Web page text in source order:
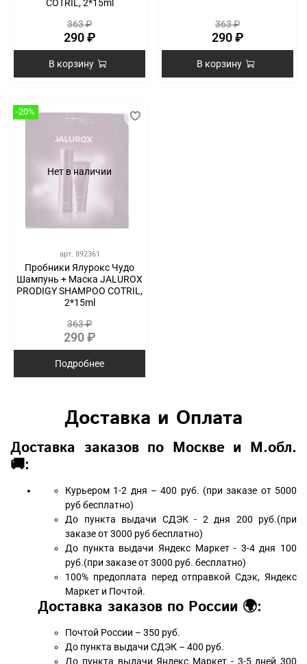
COTRIL, 2*15ml
363 ₽
290 ₽
В корзину
363 ₽
290 ₽
В корзину
Нет в наличии
-20%
арт. 892361
Пробники Ялурокс Чудо
Шампунь + Маска JALUROX
PRODIGY SHAMPOO COTRIL,
2*15ml
363 ₽
290 ₽
Подробнее
Доставка и Оплата
Доставка заказов по Москве и М.обл.
🚚:
Курьером 1-2 дня – 400 руб. (при заказе от 5000
руб бесплатно)
До пункта выдачи СДЭК - 2 дня 200 руб.(при
заказе от 3000 руб бесплатно)
До пункта выдачи Яндекс Маркет - 3-4 дня 100
руб.(при заказе от 3000 руб. бесплатно)
100% предоплата перед отправкой Сдэк, Яндекс
Маркет и Почтой.
Доставка заказов по России 🌍:
Почтой России – 350 руб.
До пункта выдачи СДЭК – 400 руб.
До пункта выдачи Яндекс Маркет - 3-5 дней 300